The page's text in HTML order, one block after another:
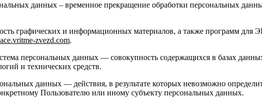
данных – временное прекращение обработки персональных
графических и информационных материалов, а также программ
zvezd.com.
персональных данных — совокупность содержащихся в базах
и технических средств.
данных — действия, в результате которых невозможно
Пользователю или иному субъекту персональных данных.